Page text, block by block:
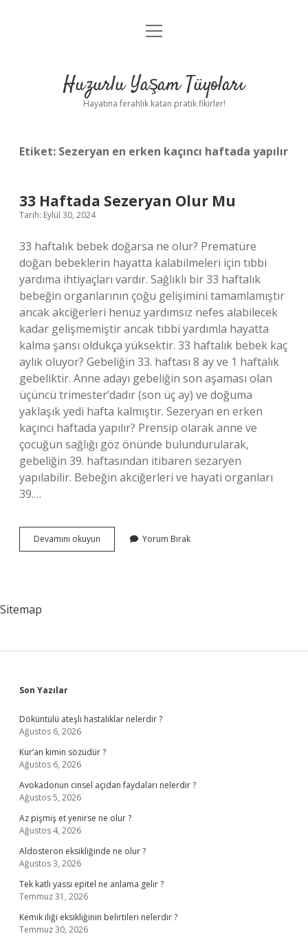
Anasayfa
Yasal Uyarı
menüyü
Huzurlu Yaşam Tüyoları
Hayatına ferahlık katan pratik fikirler!
Etiket: Sezeryan en erken kaçıncı haftada yapılır
33 Haftada Sezeryan Olur Mu
Tarih: Eylül 30, 2024
33 haftalık bebek doğarsa ne olur? Prematüre
doğan bebeklerin hayatta kalabilmeleri için tıbbi
yardıma ihtiyaçları vardır. Sağlıklı bir 33 haftalık
bebeğin organlarının çoğu gelişimini tamamlamıştır
ancak akciğerleri henüz yardımsız nefes alabilecek
kadar gelişmemiştir ancak tıbbi yardımla hayatta
kalma şansı oldukça yüksektir. 33 haftalık bebek kaç
aylık oluyor? Gebeliğin 33. haftası 8 ay ve 1 haftalık
gebeliktir. Anne adayı gebeliğin son aşaması olan
üçüncü trimester’dadır (son üç ay) ve doğuma
yaklaşık yedi hafta kalmıştır. Sezeryan en erken
kaçıncı haftada yapılır? Prensip olarak anne ve
çocuğun sağlığı göz önünde bulundurularak,
gebeliğin 39. haftasından itibaren sezaryen
yapılabilir. Bebeğin akciğerleri ve hayati organları
39.…
Devamını okuyun
Haftada
Yorum Bırak
Sitemap
Sidebar
Son Yazılar
Döküntülü ateşli hastalıklar nelerdir ?
Ağustos 6, 2026
Kur’an kimin sözüdür ?
Ağustos 6, 2026
Avokadonun cinsel açıdan faydaları nelerdir ?
Ağustos 5, 2026
Az pişmiş et yenirse ne olur ?
Ağustos 4, 2026
Aldosteron eksikliğinde ne olur ?
Ağustos 3, 2026
Tek katlı yassı epitel ne anlama gelir ?
Temmuz 31, 2026
Kemik iliği eksikliğinin belirtileri nelerdir ?
Temmuz 30, 2026